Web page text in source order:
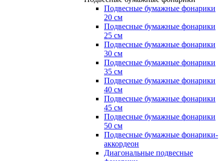
Подвесные бумажные фонарики
20 см
Подвесные бумажные фонарики
25 см
Подвесные бумажные фонарики
30 см
Подвесные бумажные фонарики
35 см
Подвесные бумажные фонарики
40 см
Подвесные бумажные фонарики
45 см
Подвесные бумажные фонарики
50 см
Подвесные бумажные фонарики-
аккордеон
Диагональные подвесные